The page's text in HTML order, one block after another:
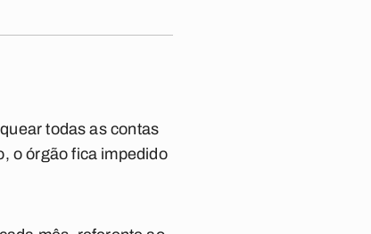
todas as contas
o órgão fica impedido